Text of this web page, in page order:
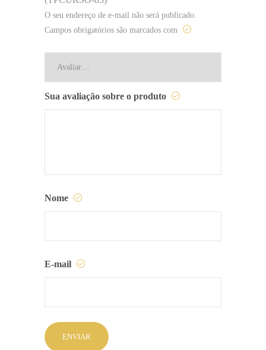
O seu endereço de e-mail não será publicado.
Campos obrigatórios são marcados com
Sua avaliação sobre o produto
Nome
E-mail